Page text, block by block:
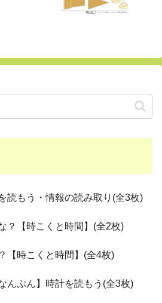
読もう・情報の読み取り(全3枚)
？【時こくと時間】(全2枚)
【時こくと時間】(全4枚)
んぷん】時計を読もう(全3枚)